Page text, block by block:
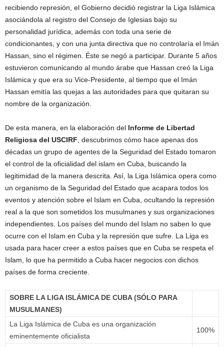
recibiendo represión, el Gobierno decidió registrar la Liga Islámica
asociándola al registro del Consejo de Iglesias bajo su
personalidad jurídica, además con toda una serie de
condicionantes, y con una junta directiva que no controlaría el Imán
Hassan, sino el régimen. Éste se negó a participar. Durante 5 años
estuvieron comunicando al mundo árabe que Hassan creó la Liga
Islámica y que era su Vice-Presidente, al tiempo que el Imán
Hassan emitía las quejas a las autoridades para que quitaran su
nombre de la organización.
De esta manera, en la elaboración del Informe de Libertad
Religiosa del USCIRF , descubrimos cómo hace apenas dos
décadas un grupo de agentes de la Seguridad del Estado tomaron
el control de la oficialidad del islam en Cuba, buscando la
legitimidad de la manera descrita. Así, la Liga Islámica opera como
un organismo de la Seguridad del Estado que acapara todos los
eventos y atención sobre el Islam en Cuba, ocultando la represión
real a la que son sometidos los musulmanes y sus organizaciones
independientes. Los países del mundo del Islam no saben lo que
ocurre con el Islam en Cuba y la represión que sufre. La Liga es
usada para hacer creer a estos países que en Cuba se respeta el
Islam, lo que ha permitido a Cuba hacer negocios con dichos
países de forma creciente.
SOBRE LA LIGA ISLÁMICA DE CUBA (SÓLO PARA
MUSULMANES)
La Liga Islámica de Cuba es una organización
eminentemente oficialista
100%